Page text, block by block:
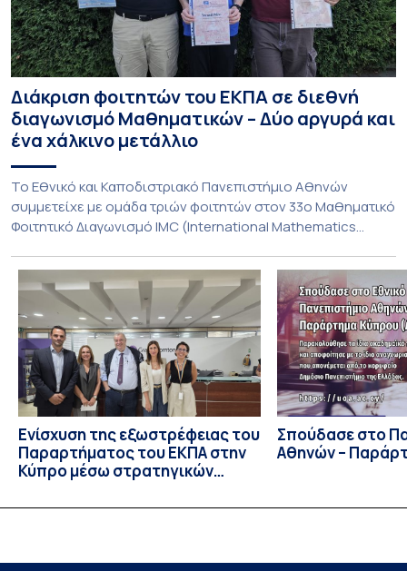
Διάκριση φοιτητών του ΕΚΠΑ σε διεθνή
διαγωνισμό Μαθηματικών – Δύο αργυρά και
ένα χάλκινο μετάλλιο
To Εθνικό και Καποδιστριακό Πανεπιστήμιο Αθηνών
συμμετείχε με ομάδα τριών φοιτητών στον 33ο Μαθηματικό
Φοιτητικό Διαγωνισμό IMC (International Mathematics
Ιουλίου στο Blagoevgrad της Βουλγαρίας. Σε αυτόν
συμμετείχαν 447 φοιτητές εκπροσωπώντας 135
πανεπιστήμια από 46 χώρες. Από την Ελλάδα, συμμετείχαν
επίσης το Εθνικό Μετσόβιο Πολυτεχνείο, το Αριστοτέλειο
Πανεπιστήμιο […]
Ενίσχυση της εξωστρέφειας του
Παραρτήματος του ΕΚΠΑ στην
Κύπρο μέσω στρατηγικών
Σπούδασε στο
Αθηνών –